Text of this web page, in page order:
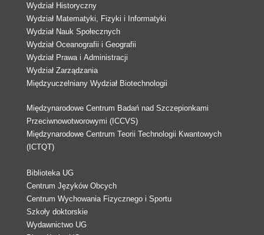
Wydział Historyczny
Wydział Matematyki, Fizyki i Informatyki
Wydział Nauk Społecznych
Wydział Oceanografii i Geografii
Wydział Prawa i Administracji
Wydział Zarządzania
Międzyuczelniany Wydział Biotechnologii
Międzynarodowe Centrum Badań nad Szczepionkami
Przeciwnowotworowymi (ICCVS)
Międzynarodowe Centrum Teorii Technologii Kwantowych
(ICTQT)
Biblioteka UG
Centrum Języków Obcych
Centrum Wychowania Fizycznego i Sportu
Szkoły doktorskie
Wydawnictwo UG